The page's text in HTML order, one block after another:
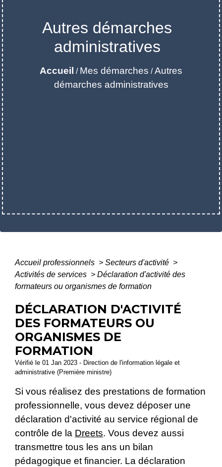
Autres démarches
administratives
Accueil / Mes démarches /Autres
démarches administratives
Accueil professionnels > Secteurs d'activité >
Activités de services > Déclaration d'activité des
formateurs ou organismes de formation
DÉCLARATION D'ACTIVITÉ
DES FORMATEURS OU
ORGANISMES DE
FORMATION
Vérifié le 01 Jan 2023 - Direction de l'information légale et
administrative (Première ministre)
Si vous réalisez des prestations de formation
professionnelle, vous devez déposer une
déclaration d'activité au service régional de
contrôle de la Dreets. Vous devez aussi
transmettre tous les ans un bilan
pédagogique et financier. La déclaration